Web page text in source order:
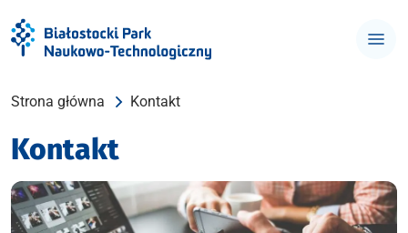
Strona główna Kontakt
Kontakt